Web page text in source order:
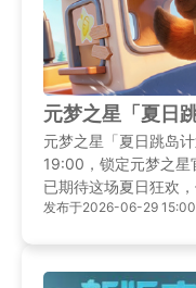
元梦之星「夏日
元梦之星「夏日跳岛
19:00，锁定元梦之星
已期待这场夏日狂欢
慢、画面卡顿、黑屏
完整梳理本次直播重
爆料与抽奖福利。
发布于2026-06-29